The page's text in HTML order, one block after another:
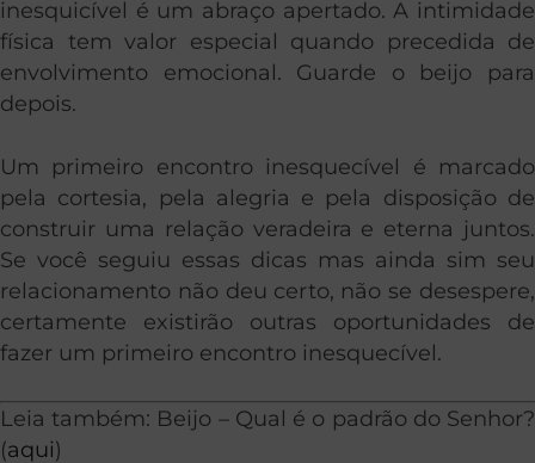
inesquicível é um abraço apertado. A intimidade
física tem valor especial quando precedida de
envolvimento emocional. Guarde o beijo para
depois.
Um primeiro encontro inesquecível é marcado
pela cortesia, pela alegria e pela disposição de
construir uma relação veradeira e eterna juntos.
Se você seguiu essas dicas mas ainda sim seu
relacionamento não deu certo, não se desespere,
certamente existirão outras oportunidades de
fazer um primeiro encontro inesquecível.
Leia também: Beijo – Qual é o padrão do Senhor?
(aqui)